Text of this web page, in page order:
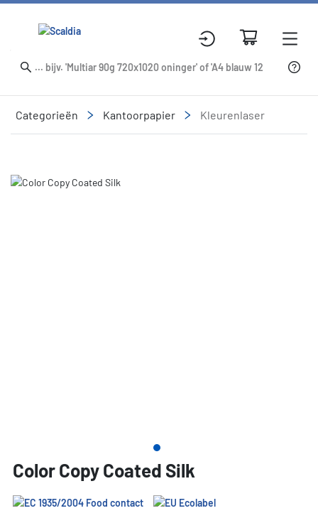
Categorieën Kantoorpapier Kleurenlaser
Slide 1 of 1
Color Copy Coated Silk